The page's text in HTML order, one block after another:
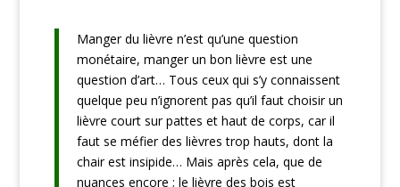
Manger du lièvre n’est qu’une question
monétaire, manger un bon lièvre est une
question d’art… Tous ceux qui s’y connaissent
quelque peu n’ignorent pas qu’il faut choisir un
lièvre court sur pattes et haut de corps, car il
faut se méfier des lièvres trop hauts, dont la
chair est insipide… Mais après cela, que de
nuances encore ; le lièvre des bois est